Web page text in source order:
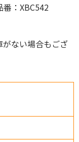
：XBC542
ない場合もござ